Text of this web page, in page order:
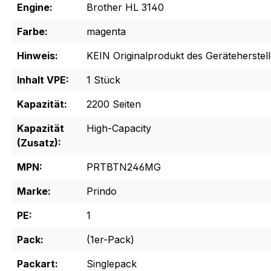
Engine:
Brother HL 3140
Farbe:
magenta
Hinweis:
KEIN Originalprodukt des
Inhalt VPE:
1 Stück
Kapazität:
2200 Seiten
Kapazität
(Zusatz):
High-Capacity
MPN:
PRTBTN246MG
Marke:
Prindo
PE:
1
Pack:
(1er-Pack)
Packart:
Singlepack